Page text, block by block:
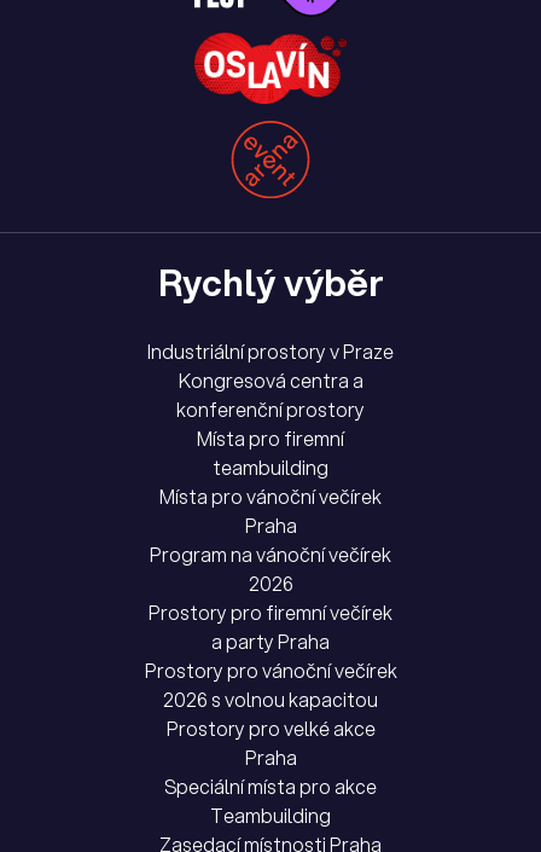
Rychlý výběr
Industriální prostory v Praze
Kongresová centra a
konferenční prostory
Místa pro firemní
teambuilding
Místa pro vánoční večírek
Praha
Program na vánoční večírek
2026
Prostory pro firemní večírek
a party Praha
Prostory pro vánoční večírek
2026 s volnou kapacitou
Prostory pro velké akce
Praha
Speciální místa pro akce
Teambuilding
Zasedací místnosti Praha